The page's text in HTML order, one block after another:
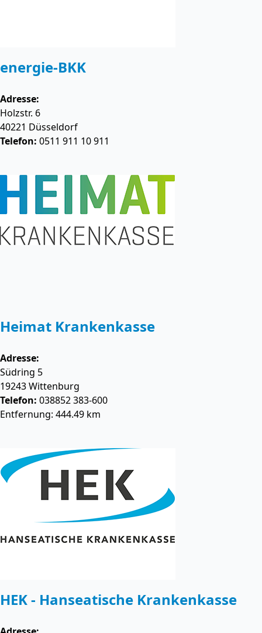
energie-BKK
Adresse:
Holzstr. 6
40221 Düsseldorf
Telefon: 0511 911 10 911
Heimat Krankenkasse
Adresse:
Südring 5
19243Wittenburg
Telefon: 038852 383-600
Entfernung: 444.49 km
HEK - Hanseatische Krankenkasse